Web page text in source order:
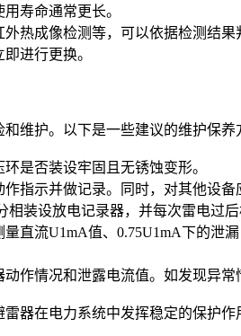
寿命通常更长。
热成像检测等，可以依据检测结
进行更换。
维护。以下是一些建议的维护保养
是否装设牢固且无锈蚀变形。
指示并做记录。同时，对其他设
装设放电记录器，并每次雷电过
直流U1mA值、0.75U1mA下的
作情况和泄露电流值。如发现异
器在电力系统中发挥稳定的保护